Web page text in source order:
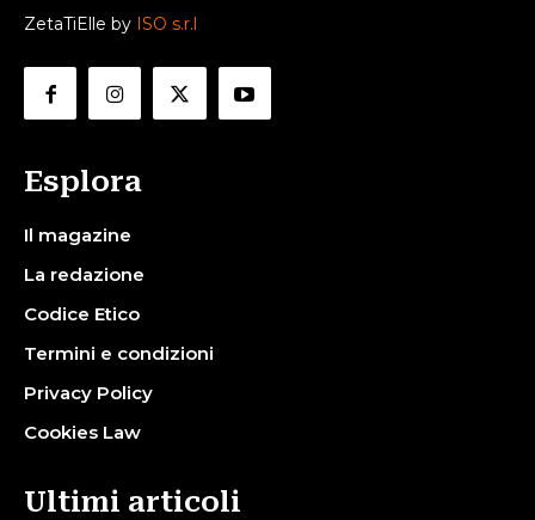
ZetaTiElle by ISO s.r.l
Esplora
Il magazine
La redazione
Codice Etico
Termini e condizioni
Privacy Policy
Cookies Law
Ultimi articoli